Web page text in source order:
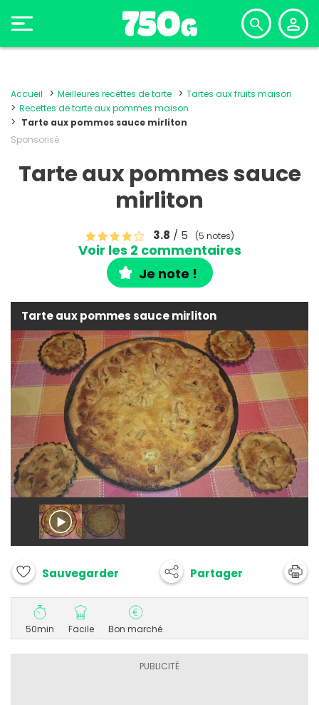
Accueil Meilleures recettes de tarte
Tartes aux fruits maison
Recettes de tarte aux pommes maison
Tarte aux pommes sauce mirliton
Sponsorisé
Tarte aux pommes sauce
mirliton
3.8 / 5 (5 notes)
Voir les 2 commentaires
Je note !
Tarte aux pommes sauce mirliton
Sauvegarder Partager
50min Facile Bon marché